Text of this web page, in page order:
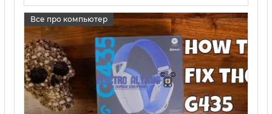
17 05 2025 0
Все про компьютер